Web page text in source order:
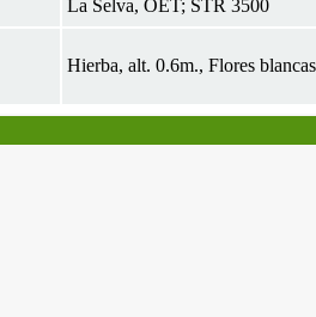
La Selva, OET; STR 3500
Hierba, alt. 0.6m., Flores